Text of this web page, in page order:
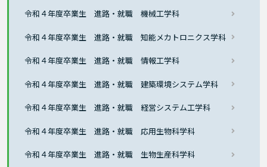
令和４年度卒業生 進路・就職 機械工学科
令和４年度卒業生 進路・就職 知能メカトロニクス学科
令和４年度卒業生 進路・就職 情報工学科
令和４年度卒業生 進路・就職 建築環境システム学科
令和４年度卒業生 進路・就職 経営システム工学科
令和４年度卒業生 進路・就職 応用生物科学科
令和４年度卒業生 進路・就職 生物生産科学科